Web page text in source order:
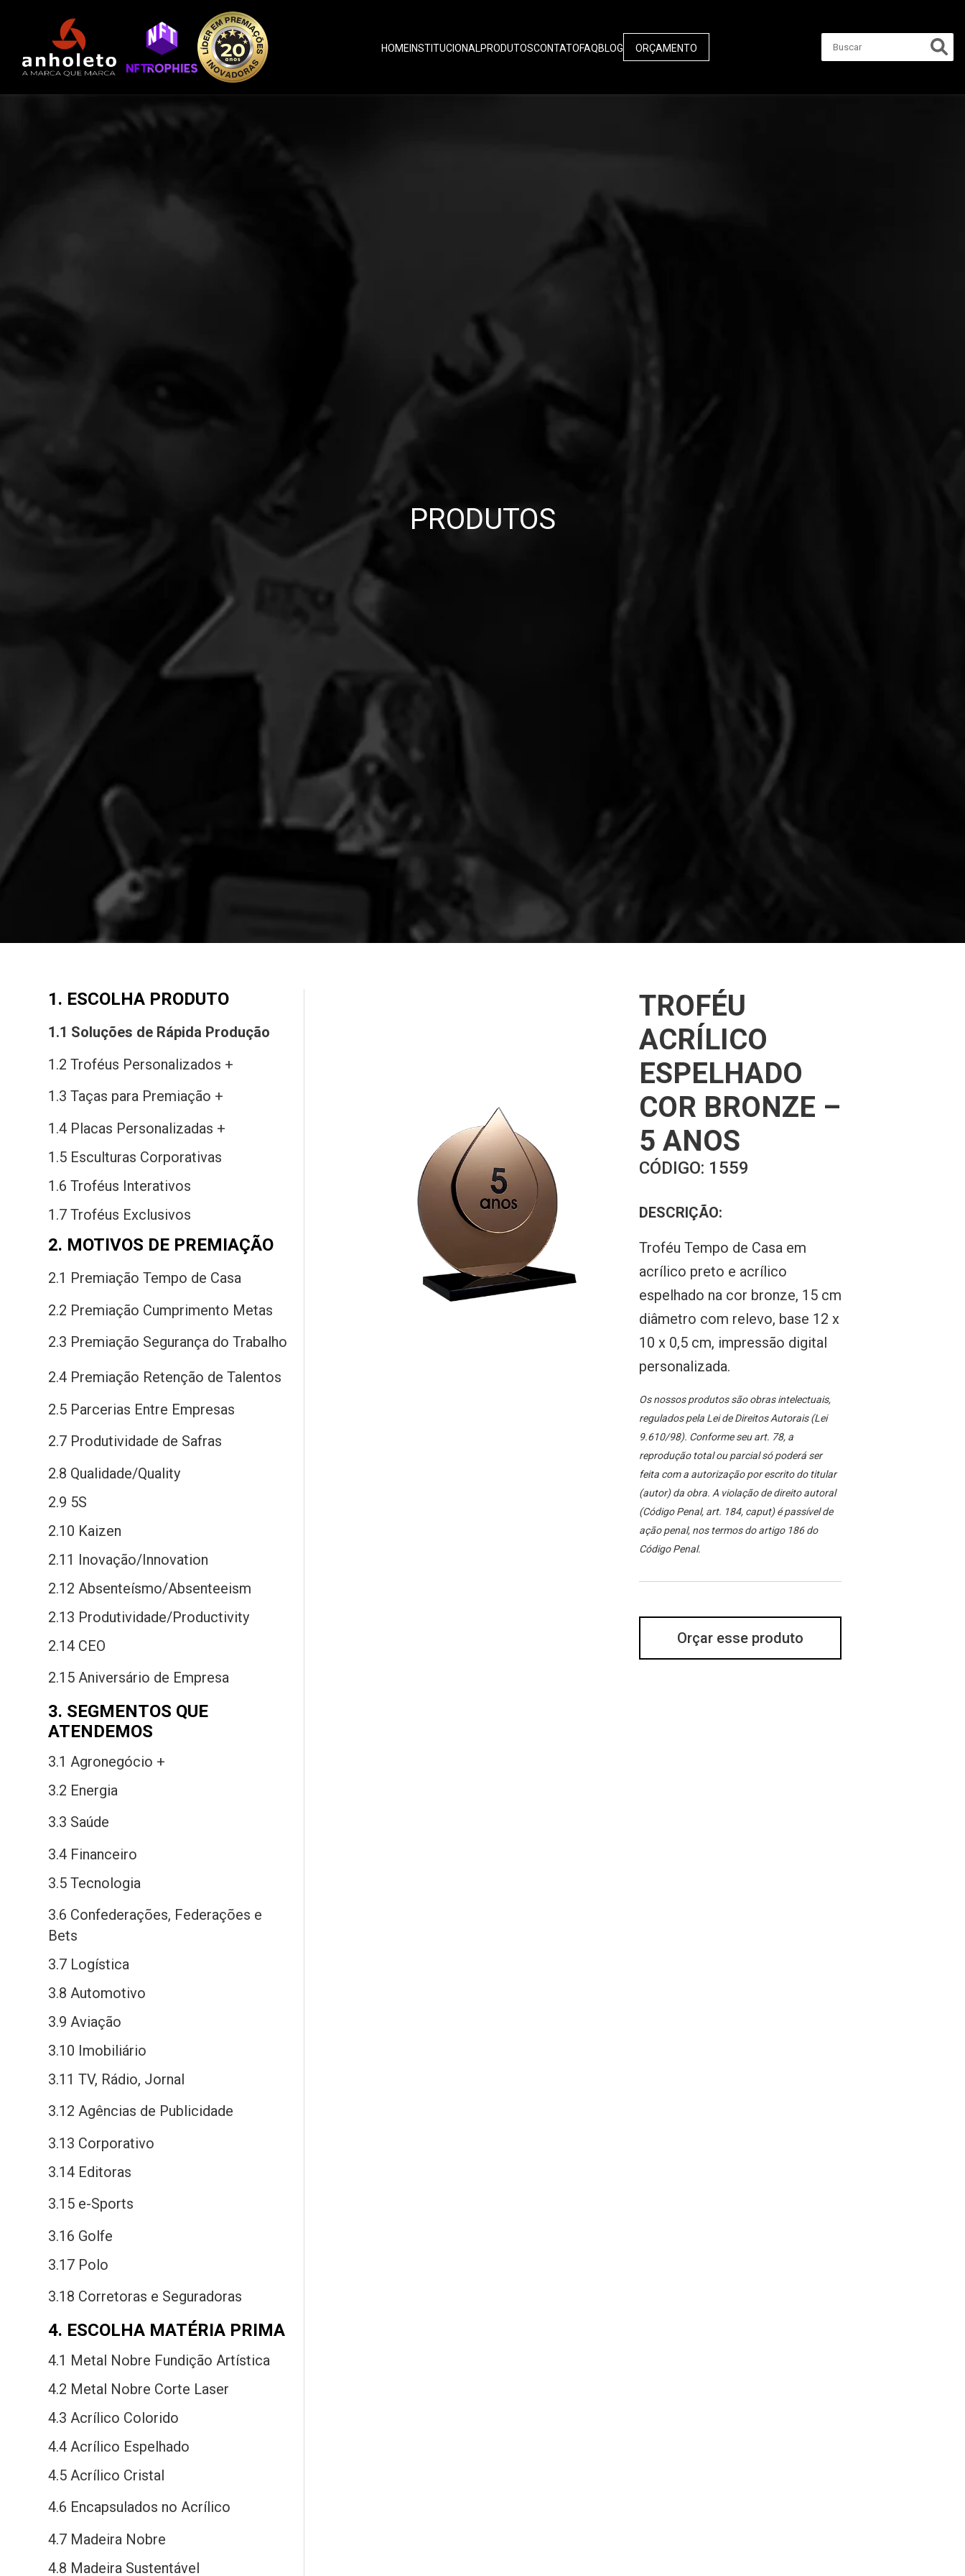
HOME INSTITUCIONALPRODUTOSCONTATOFAQBLOG ORÇAMENTO
PRODUTOS
1. ESCOLHA PRODUTO
1.1 Soluções de Rápida Produção
1.2 Troféus Personalizados +
1.3 Taças para Premiação +
1.4 Placas Personalizadas +
1.5 Esculturas Corporativas
1.6 Troféus Interativos
1.7 Troféus Exclusivos
2. MOTIVOS DE PREMIAÇÃO
2.1 Premiação Tempo de Casa
2.2 Premiação Cumprimento Metas
2.3 Premiação Segurança do Trabalho
2.4 Premiação Retenção de Talentos
2.5 Parcerias Entre Empresas
2.7 Produtividade de Safras
2.8 Qualidade/Quality
2.9 5S
2.10 Kaizen
2.11 Inovação/Innovation
2.12 Absenteísmo/Absenteeism
2.13 Produtividade/Productivity
2.14 CEO
2.15 Aniversário de Empresa
3. SEGMENTOS QUE
ATENDEMOS
3.1 Agronegócio +
3.2 Energia
3.3 Saúde
3.4 Financeiro
3.5 Tecnologia
3.6 Confederações, Federações e
Bets
3.7 Logística
3.8 Automotivo
3.9 Aviação
3.10 Imobiliário
3.11 TV, Rádio, Jornal
3.12 Agências de Publicidade
3.13 Corporativo
3.14 Editoras
3.15 e-Sports
3.16 Golfe
3.17 Polo
3.18 Corretoras e Seguradoras
4. ESCOLHA MATÉRIA PRIMA
4.1 Metal Nobre Fundição Artística
4.2 Metal Nobre Corte Laser
4.3 Acrílico Colorido
4.4 Acrílico Espelhado
4.5 Acrílico Cristal
4.6 Encapsulados no Acrílico
4.7 Madeira Nobre
4.8 Madeira Sustentável
TROFÉU
ACRÍLICO
ESPELHADO
COR BRONZE –
5 ANOS
CÓDIGO: 1559
DESCRIÇÃO:
Troféu Tempo de Casa em
acrílico preto e acrílico
espelhado na cor bronze, 15 cm
diâmetro com relevo, base 12 x
10 x 0,5 cm, impressão digital
personalizada.
Os nossos produtos são obras intelectuais,
regulados pela Lei de Direitos Autorais (Lei
9.610/98). Conforme seu art. 78, a
reprodução total ou parcial só poderá ser
feita com a autorização por escrito do titular
(autor) da obra. A violação de direito autoral
(Código Penal, art. 184, caput) é passível de
ação penal, nos termos do artigo 186 do
Código Penal.
Orçar esse produto